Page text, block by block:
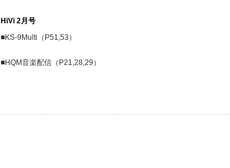
HiVi 2月号
■KS-9Multi（P51,53）
■HQM音楽配信（P21,28,29）